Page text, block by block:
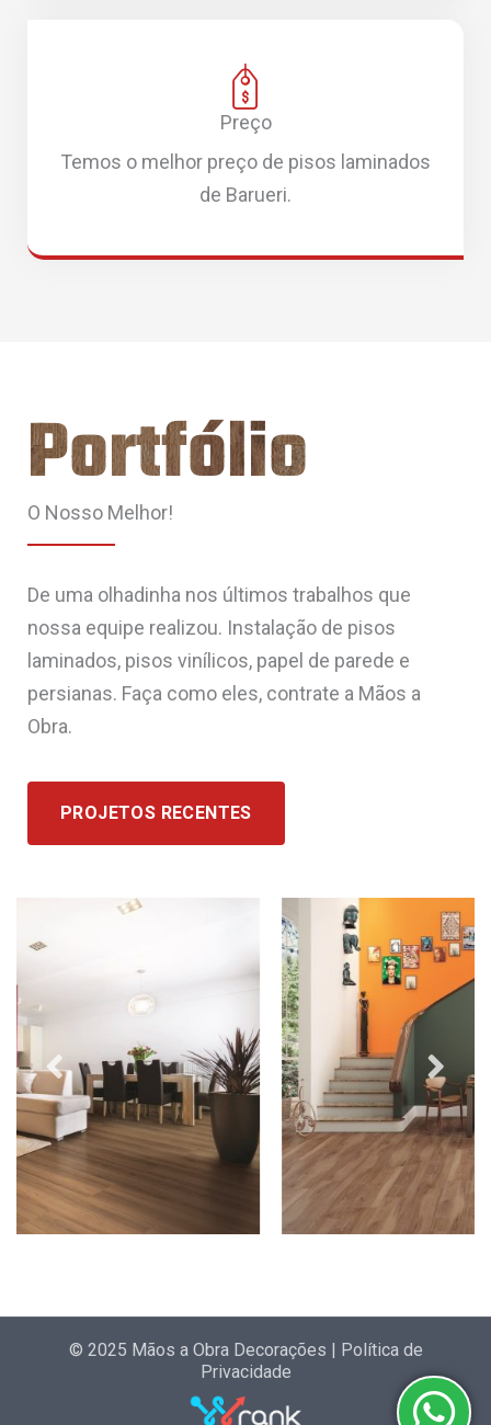
Preço
Temos o melhor preço de pisos laminados
de Barueri.
Portfólio
O Nosso Melhor!
De uma olhadinha nos últimos trabalhos que
nossa equipe realizou. Instalação de pisos
laminados, pisos vinílicos, papel de parede e
persianas. Faça como eles, contrate a Mãos a
Obra.
PROJETOS RECENTES
© 2025 Mãos a Obra Decorações | Política de
Privacidade